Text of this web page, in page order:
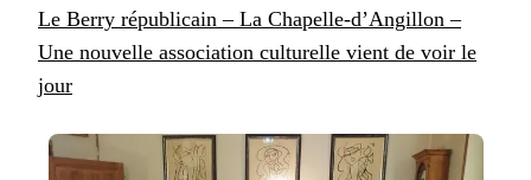
Le Berry républicain – La Chapelle-d’Angillon –
Une nouvelle association culturelle vient de voir le
jour